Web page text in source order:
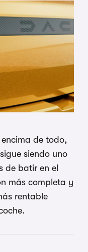
de todo,
siendo uno
de batir en el
más completa y
rentable